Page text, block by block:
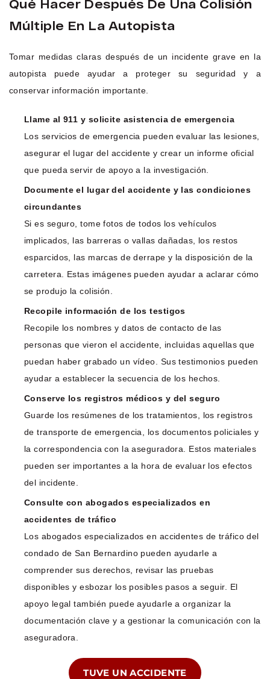
Qué Hacer Después De Una Colisión
Múltiple En La Autopista
Tomar medidas claras después de un incidente grave en la
autopista puede ayudar a proteger su seguridad y a
conservar información importante.
Llame al 911 y solicite asistencia de emergencia
Los servicios de emergencia pueden evaluar las lesiones,
asegurar el lugar del accidente y crear un informe oficial
que pueda servir de apoyo a la investigación.
Documente el lugar del accidente y las condiciones
circundantes
Si es seguro, tome fotos de todos los vehículos
implicados, las barreras o vallas dañadas, los restos
esparcidos, las marcas de derrape y la disposición de la
carretera. Estas imágenes pueden ayudar a aclarar cómo
se produjo la colisión.
Recopile información de los testigos
Recopile los nombres y datos de contacto de las
personas que vieron el accidente, incluidas aquellas que
puedan haber grabado un vídeo. Sus testimonios pueden
ayudar a establecer la secuencia de los hechos.
Conserve los registros médicos y del seguro
Guarde los resúmenes de los tratamientos, los registros
de transporte de emergencia, los documentos policiales y
la correspondencia con la aseguradora. Estos materiales
pueden ser importantes a la hora de evaluar los efectos
del incidente.
Consulte con abogados especializados en
accidentes de tráfico
Los abogados especializados en accidentes de tráfico del
condado de San Bernardino pueden ayudarle a
comprender sus derechos, revisar las pruebas
disponibles y esbozar los posibles pasos a seguir. El
apoyo legal también puede ayudarle a organizar la
documentación clave y a gestionar la comunicación con la
aseguradora.
TUVE UN ACCIDENTE